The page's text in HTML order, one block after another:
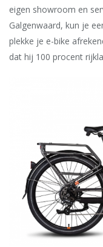
eigen showroom en
Galgenwaard, kun je
plekke je e-bike
dat hij 100 procent